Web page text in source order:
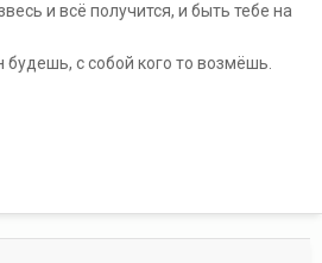
и всё получится, и быть тебе на
с собой кого то возмёшь.